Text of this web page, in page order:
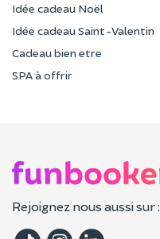
Idée cadeau Noël
Idée cadeau Saint-Valentin
Cadeau bien etre
SPA à offrir
Rejoignez nous aussi sur :